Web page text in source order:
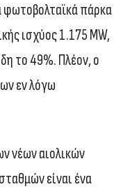
φωτοβολταϊκά πάρκα
ισχύος 1.175 MW,
το 49%. Πλέον, ο
εν λόγω
νέων αιολικών
είναι ένα